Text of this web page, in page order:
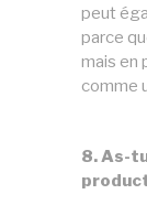
peut
parce
mais en
comme
8. As-